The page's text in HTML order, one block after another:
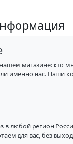
магазине: кто
именно нас. Наши
в любой регион
для вас, без